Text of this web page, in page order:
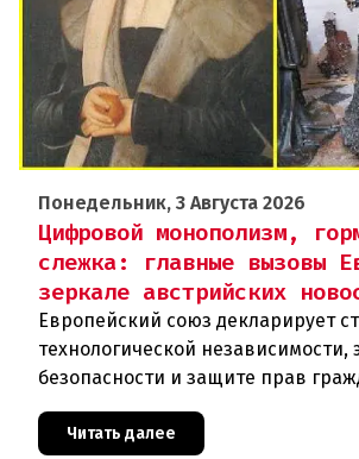
Понедельник, 3 Августа 2026
Цифровой монополизм,
слежка: главные вызовы
зеркале австрийских
Европейский союз декларирует
технологической независимости,
безопасности и защите прав
последние события в Австрии и
Брюсселя показывают: реальная п
Читать далее